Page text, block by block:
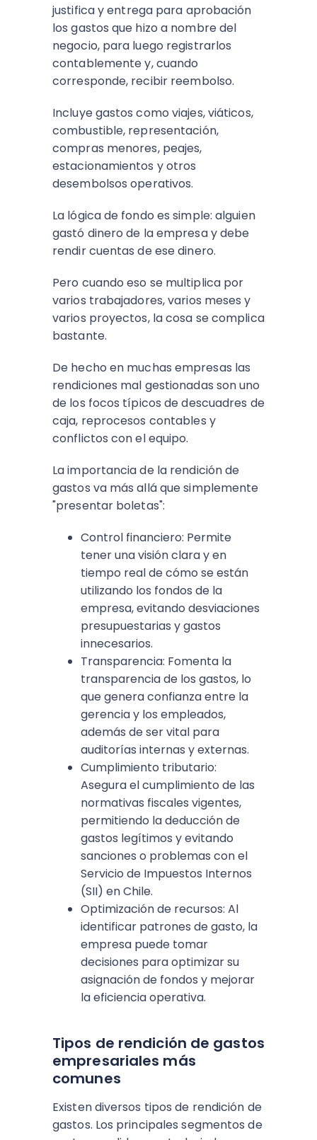
justifica y entrega para aprobación
los gastos que hizo a nombre del
negocio, para luego registrarlos
contablemente y, cuando
corresponde, recibir reembolso.
Incluye gastos como viajes, viáticos,
combustible, representación,
compras menores, peajes,
estacionamientos y otros
desembolsos operativos.
La lógica de fondo es simple: alguien
gastó dinero de la empresa y debe
rendir cuentas de ese dinero.
Pero cuando eso se multiplica por
varios trabajadores, varios meses y
varios proyectos, la cosa se complica
bastante.
De hecho en muchas empresas las
rendiciones mal gestionadas son uno
de los focos típicos de descuadres de
caja, reprocesos contables y
conflictos con el equipo.
La importancia de la rendición de
gastos va más allá que simplemente
"presentar boletas":
Control financiero: Permite
tener una visión clara y en
tiempo real de cómo se están
utilizando los fondos de la
empresa, evitando desviaciones
presupuestarias y gastos
innecesarios.
Transparencia: Fomenta la
transparencia de los gastos, lo
que genera confianza entre la
gerencia y los empleados,
además de ser vital para
auditorías internas y externas.
Cumplimiento tributario:
Asegura el cumplimiento de las
normativas fiscales vigentes,
permitiendo la deducción de
gastos legítimos y evitando
sanciones o problemas con el
Servicio de Impuestos Internos
(SII) en Chile.
Optimización de recursos: Al
identificar patrones de gasto, la
empresa puede tomar
decisiones para optimizar su
asignación de fondos y mejorar
la eficiencia operativa.
Tipos de rendición de gastos
empresariales más
comunes
Existen diversos tipos de rendición de
gastos. Los principales segmentos de